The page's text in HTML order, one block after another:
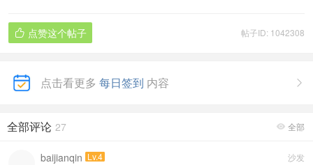
帖子ID: 1042308
 点赞这个帖子

点击看更多 每日签到 内容
 全部
全部评论 27
沙发
baijianqin Lv.4